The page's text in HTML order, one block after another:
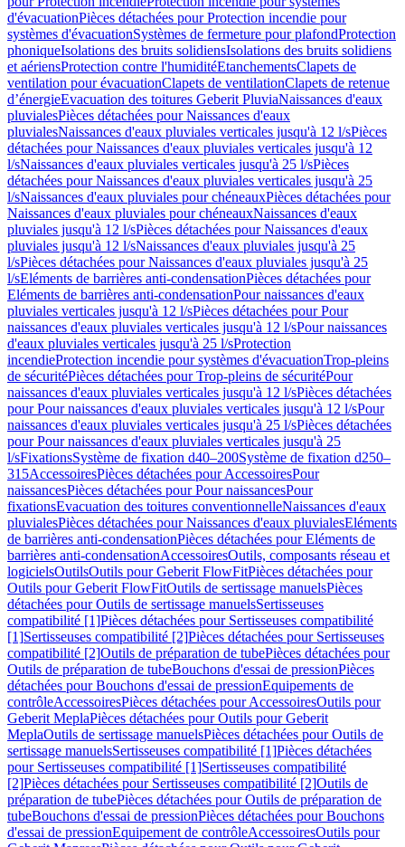
d'évacuationPièces détachées pour Protection incendie pour
systèmes d'évacuationSystèmes de fermeture pour plafondProtection
phoniqueIsolations des bruits solidiensIsolations des bruits solidiens
et aériensProtection contre l'humiditéEtanchementsClapets de
ventilation pour évacuationClapets de ventilationClapets de retenue
d’énergieEvacuation des toitures Geberit PluviaNaissances d'eaux
pluvialesPièces détachées pour Naissances d'eaux
pluvialesNaissances d'eaux pluviales verticales jusqu'à 12 l/sPièces
détachées pour Naissances d'eaux pluviales verticales jusqu'à 12
l/sNaissances d'eaux pluviales verticales jusqu'à 25 l/sPièces
détachées pour Naissances d'eaux pluviales verticales jusqu'à 25
l/sNaissances d'eaux pluviales pour chéneauxPièces détachées pour
Naissances d'eaux pluviales pour chéneauxNaissances d'eaux
pluviales jusqu'à 12 l/sPièces détachées pour Naissances d'eaux
pluviales jusqu'à 12 l/sNaissances d'eaux pluviales jusqu'à 25
l/sPièces détachées pour Naissances d'eaux pluviales jusqu'à 25
l/sEléments de barrières anti-condensationPièces détachées pour
Eléments de barrières anti-condensationPour naissances d'eaux
pluviales verticales jusqu'à 12 l/sPièces détachées pour Pour
naissances d'eaux pluviales verticales jusqu'à 12 l/sPour naissances
d'eaux pluviales verticales jusqu'à 25 l/sProtection
incendieProtection incendie pour systèmes d'évacuationTrop-pleins
de sécuritéPièces détachées pour Trop-pleins de sécuritéPour
naissances d'eaux pluviales verticales jusqu'à 12 l/sPièces détachées
pour Pour naissances d'eaux pluviales verticales jusqu'à 12 l/sPour
naissances d'eaux pluviales verticales jusqu'à 25 l/sPièces détachées
pour Pour naissances d'eaux pluviales verticales jusqu'à 25
l/sFixationsSystème de fixation d40–200Système de fixation d250–
315AccessoiresPièces détachées pour AccessoiresPour
naissancesPièces détachées pour Pour naissancesPour
fixationsEvacuation des toitures conventionnelleNaissances d'eaux
pluvialesPièces détachées pour Naissances d'eaux pluvialesEléments
de barrières anti-condensationPièces détachées pour Eléments de
barrières anti-condensationAccessoiresOutils, composants réseau et
logicielsOutilsOutils pour Geberit FlowFitPièces détachées pour
Outils pour Geberit FlowFitOutils de sertissage manuelsPièces
détachées pour Outils de sertissage manuelsSertisseuses
compatibilité [1]Pièces détachées pour Sertisseuses compatibilité
[1]Sertisseuses compatibilité [2]Pièces détachées pour Sertisseuses
compatibilité [2]Outils de préparation de tubePièces détachées pour
Outils de préparation de tubeBouchons d'essai de pressionPièces
détachées pour Bouchons d'essai de pressionEquipements de
contrôleAccessoiresPièces détachées pour AccessoiresOutils pour
Geberit MeplaPièces détachées pour Outils pour Geberit
MeplaOutils de sertissage manuelsPièces détachées pour Outils de
sertissage manuelsSertisseuses compatibilité [1]Pièces détachées
pour Sertisseuses compatibilité [1]Sertisseuses compatibilité
[2]Pièces détachées pour Sertisseuses compatibilité [2]Outils de
préparation de tubePièces détachées pour Outils de préparation de
tubeBouchons d'essai de pressionPièces détachées pour Bouchons
d'essai de pressionEquipement de contrôleAccessoiresOutils pour